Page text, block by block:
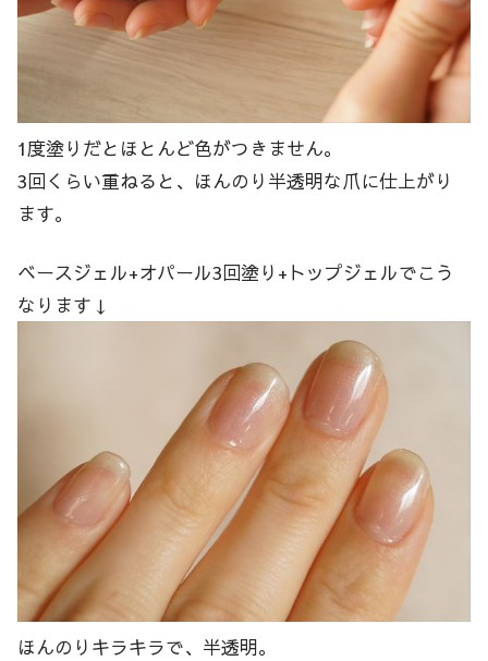
1度塗りだとほとんど色がつきません。
3回くらい重ねると、ほんのり半透明な爪に仕上がり
ます。
ベースジェル+オパール3回塗り+トップジェルでこう
なります↓
ほんのりキラキラで、半透明。